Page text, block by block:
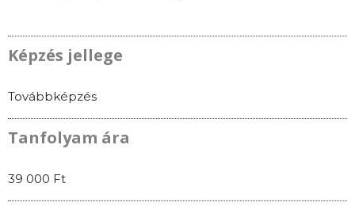
Képzés jellege
Továbbképzés
Tanfolyam ára
39 000 Ft